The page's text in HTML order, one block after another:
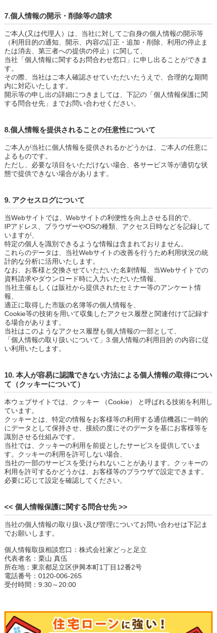
7.個人情報の開示・削除等の請求
ご本人(又は代理人）は、当社に対してご自身の個人情報の開示等
（利用目的の通知、開示、内容の訂正・追加・削除、利用の停止ま
たは消去、第三者への提供の停止）に関して、
当社「個人情報に関するお問合わせ窓口」に申し出ることができま
す。
その際、当社はご本人確認させていただいたうえで、合理的な期間
内に対応いたします。
開示等の申し出の詳細につきましては、下記の「個人情報保護に関
する問合せ先」までお問い合わせください。
8.個人情報を提供されることの任意性について
ご本人が当社に個人情報を提供されるかどうかは、ご本人の任意に
よるものです。
ただし、必要な項目をいただけない場合、各サービス等が適切な状
態で提供できない場合があります。
9. アクセスログについて
当Webサイトでは、Webサイトの利便性を向上させる目的で、
IPアドレス、ブラウザーやOSの種類、アクセス日時などを記録して
いますが、
特定の個人を識別できるような情報は含まれておりません。
これらのデータは、当社Webサイトの改善を行うため利用状況の統
計的な分析に活用いたします。
なお、お客様と交換させていただいた名刺情報、当Webサイトでの
資料請求やダウンロード時に入力いただいた情報、
当社主催もしくは販社から提供されたセミナー等のアンケート情
報、
適正に取得した市販の名簿等の個人情報を、
Cookie等の技術を用いて収集したアクセス履歴と関連付けて記録す
る場合があります。
当社はこのようなアクセス履歴も個人情報の一部として、
「個人情報の取り扱いについて」3.個人情報の利用目的 の内容に従
い利用いたします。
10. 本人が容易に認識できない方法による個人情報の取得につい
て（クッキーについて）
本ウェブサイトでは、クッキー （Cookie） と呼ばれる技術を利用し
ています。
クッキーとは、特定の情報をお客様等の利用する通信機器に一時的
にデータとして保持させ、接続の度にそのデータを基にお客様等を
識別させる仕組みです。
当社では、クッキーの利用を前提としたサービスを提供していま
す。クッキーの利用を許可しない場合、
当社の一部のサービスを受けられないことがあります。クッキーの
利用を許可するかどうかは、お客様等のブラウザで設定できます。
必要に応じて設定を確認してください。
<< 個人情報保護に関する問合せ先 >>
当社の個人情報の取り扱い及び管理についてお問い合わせは下記ま
でお願いします。
個人情報取扱相談窓口：株式会社家どっと足立
代表者名：栗山 真伍
所在地：東京都足立区伊興本町1丁目12番2号
電話番号：0120-006-265
受付時間：9:30～20:00